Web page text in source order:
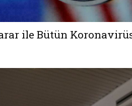
ile Bütün